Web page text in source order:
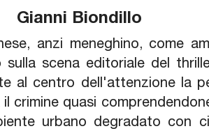
Gianni Biondillo
anzi meneghino, come
scena editoriale del
al centro dell'attenzione la
quasi
urbano degradato con